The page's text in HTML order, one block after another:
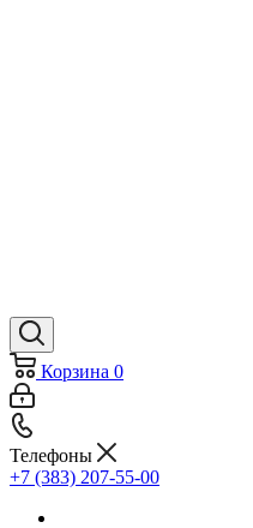
Корзина 0
Телефоны
+7 (383) 207-55-00